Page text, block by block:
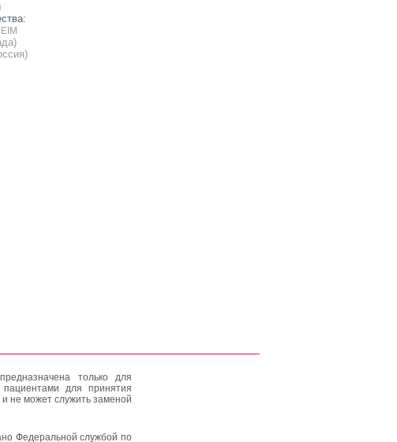
только для
для принятия
не может служить заменой
Федеральной службой по